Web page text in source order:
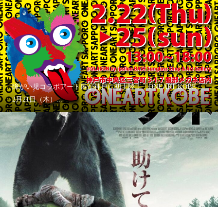
障がい児コラボアート展が神戸に初上陸！「ONEART KOBE」
2月21日（木）...